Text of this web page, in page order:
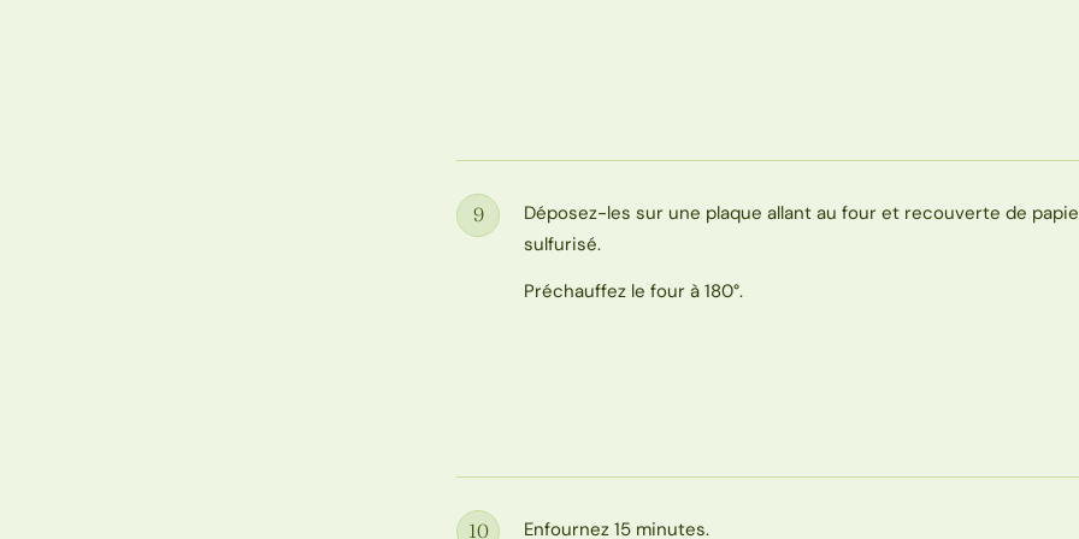
Étape
9
Déposez-les sur une plaque allant au four et recouverte de
sulfurisé.
Préchauffez le four à 180°.
10
Enfournez 15 minutes.